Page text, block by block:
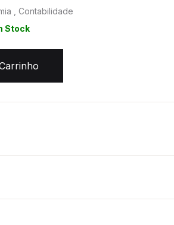
, Contabilidade
Stock